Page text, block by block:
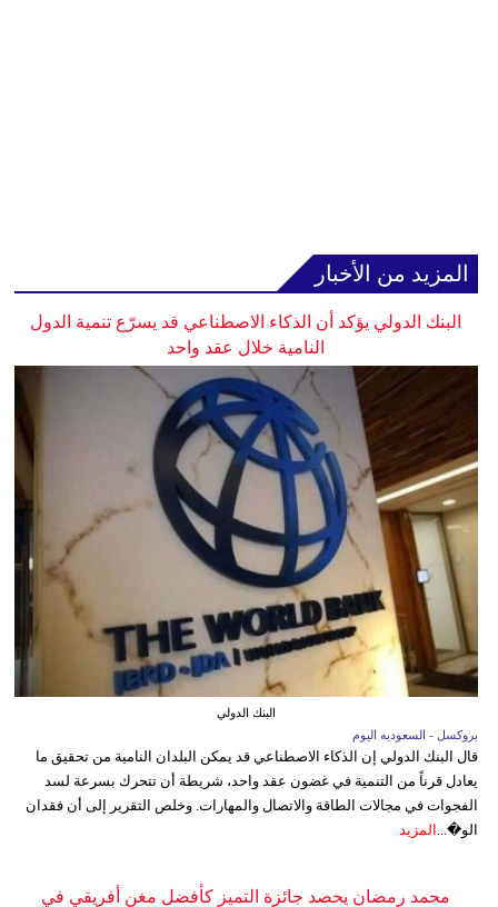
المزيد من الأخبار
البنك الدولي يؤكد أن الذكاء الاصطناعي قد يسرّع تنمية الدول
النامية خلال عقد واحد
البنك الدولي
بروكسل - السعوديه اليوم
قال البنك الدولي إن الذكاء الاصطناعي قد يمكن البلدان النامية من تحقيق ما
يعادل قرناً من التنمية في غضون عقد واحد، شريطة أن تتحرك بسرعة لسد
الفجوات في مجالات الطاقة والاتصال والمهارات. وخلص التقرير إلى أن فقدان
الو�...
المزيد
محمد رمضان يحصد جائزة التميز كأفضل مغنٍ أفريقي في